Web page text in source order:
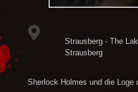
Strausberg - The
Strausberg
Sherlock Holmes und die Loge